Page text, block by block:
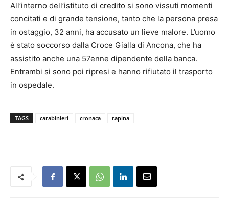
All’interno dell’istituto di credito si sono vissuti momenti
concitati e di grande tensione, tanto che la persona presa
in ostaggio, 32 anni, ha accusato un lieve malore. L’uomo
è stato soccorso dalla Croce Gialla di Ancona, che ha
assistito anche una 57enne dipendente della banca.
Entrambi si sono poi ripresi e hanno rifiutato il trasporto
in ospedale.
TAGS carabinieri cronaca rapina